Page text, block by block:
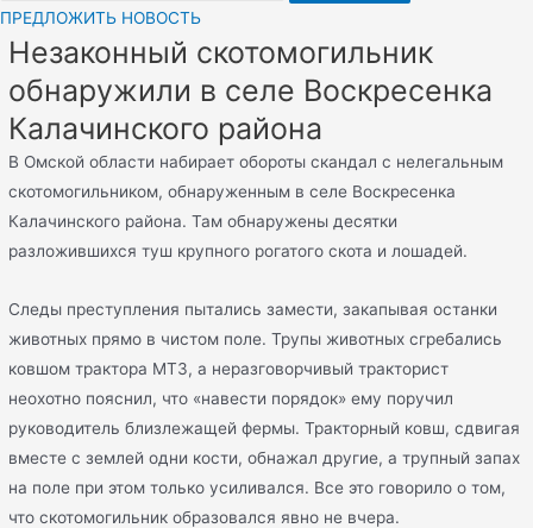
ПРЕДЛОЖИТЬ НОВОСТЬ
Незаконный скотомогильник
обнаружили в селе Воскресенка
Калачинского района
В Омской области набирает обороты скандал с нелегальным
скотомогильником, обнаруженным в селе Воскресенка
Калачинского района. Там обнаружены десятки
разложившихся туш крупного рогатого скота и лошадей.
Следы преступления пытались замести, закапывая останки
животных прямо в чистом поле. Трупы животных сгребались
ковшом трактора МТЗ, а неразговорчивый тракторист
неохотно пояснил, что «навести порядок» ему поручил
руководитель близлежащей фермы. Тракторный ковш, сдвигая
вместе с землей одни кости, обнажал другие, а трупный запах
на поле при этом только усиливался. Все это говорило о том,
что скотомогильник образовался явно не вчера.